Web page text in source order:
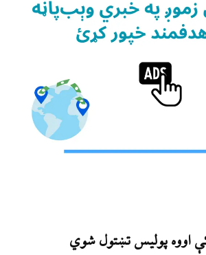
اووه پوليس تښتول شوي